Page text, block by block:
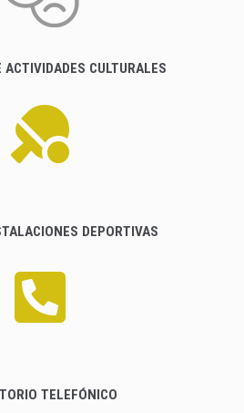
ACTIVIDADES CULTURALES
DEPORTIVAS
TELEFÓNICO